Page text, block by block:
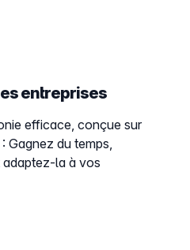
entreprises
efficace, conçue sur
Gagnez du temps,
la à vos